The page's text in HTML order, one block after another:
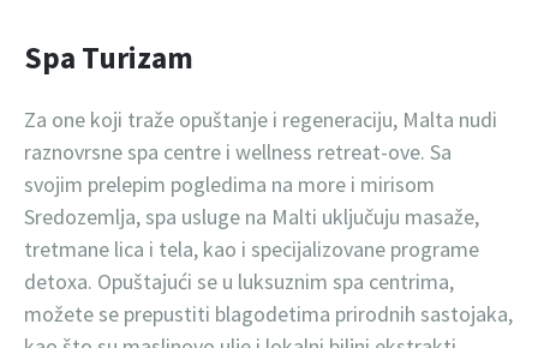
Spa Turizam
Za one koji traže opuštanje i regeneraciju, Malta nudi
raznovrsne spa centre i wellness retreat-ove. Sa
svojim prelepim pogledima na more i mirisom
Sredozemlja, spa usluge na Malti uključuju masaže,
tretmane lica i tela, kao i specijalizovane programe
detoxa. Opuštajući se u luksuznim spa centrima,
možete se prepustiti blagodetima prirodnih sastojaka,